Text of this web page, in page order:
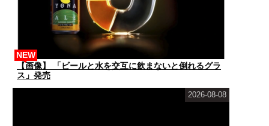
【画像】 「ビールと水を交互に飲まないと倒れるグラ
ス」発売
NEW
2026-08-08